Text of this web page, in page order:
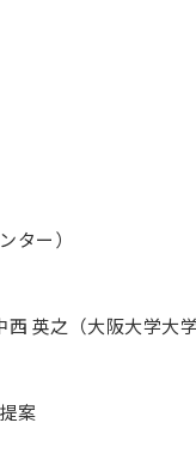
ター）
英之（大阪大学大
案